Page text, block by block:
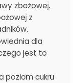
zbożowej.
z
dla
jest to
poziom cukru